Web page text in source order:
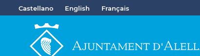
Castellano English Français